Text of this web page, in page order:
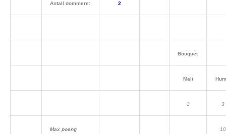
Antall dommere: 2
Bouquet
Malt
3 3
Max poeng 10